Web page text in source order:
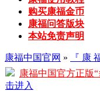
购买康福金币
康福问答版块
本站免责声明
康福中国官网 » 『 康
康福中国官方正版
击进入